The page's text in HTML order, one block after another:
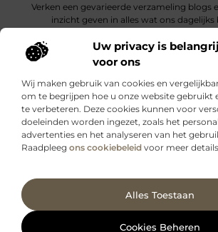
Uw privacy is
voor ons
Wij maken gebruik van cookies en
om te begrijpen hoe u onze website gebruikt
te verbeteren. Deze cookies kunnen voor
doeleinden worden ingezet, zoals het
advertenties en het analyseren van het
Raadpleeg ons cookiebeleid voor meer
Alles Toestaan
Cookies Beheren
Verken een gevarieerde verzameling blogs
inzicht geven in alles wat ons dagelijks
Bericht categorie
Onze informatie
@2025 www.grotemarktberaad.nl. All